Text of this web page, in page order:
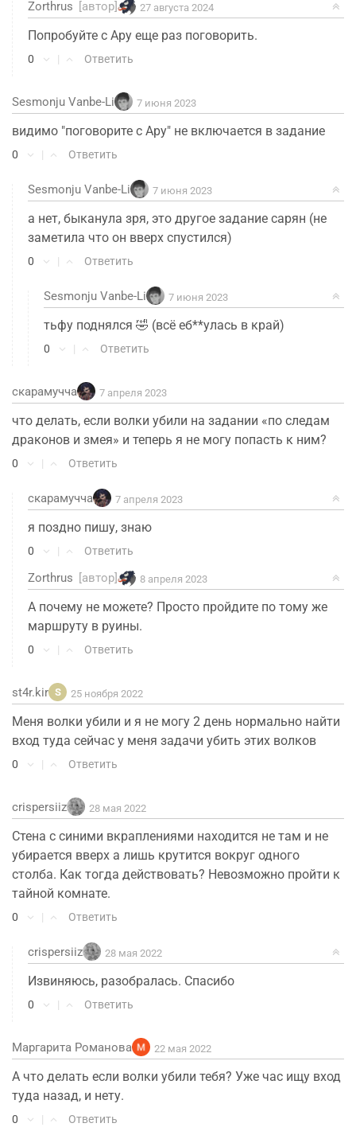
Zorthrus [автор] 27 августа 2024
Попробуйте с Ару еще раз поговорить.
0 | Ответить
Sesmonju Vanbe-Li 7 июня 2023
видимо "поговорите с Ару" не включается в задание
0 | Ответить
Sesmonju Vanbe-Li 7 июня 2023
а нет, быканула зря, это другое задание сарян (не
заметила что он вверх спустился)
0 | Ответить
Sesmonju Vanbe-Li 7 июня 2023
тьфу поднялся 🤣 (всё еб**улась в край)
0 | Ответить
скарамучча 7 апреля 2023
что делать, если волки убили на задании «по следам
драконов и змея» и теперь я не могу попасть к ним?
0 | Ответить
скарамучча 7 апреля 2023
я поздно пишу, знаю
0 | Ответить
Zorthrus [автор] 8 апреля 2023
А почему не можете? Просто пройдите по тому же
маршруту в руины.
0 | Ответить
st4r.kir S 25 ноября 2022
Меня волки убили и я не могу 2 день нормально найти
вход туда сейчас у меня задачи убить этих волков
0 | Ответить
crispersiiz 28 мая 2022
Стена с синими вкраплениями находится не там и не
убирается вверх а лишь крутится вокруг одного
столба. Как тогда действовать? Невозможно пройти к
тайной комнате.
0 | Ответить
crispersiiz 28 мая 2022
Извиняюсь, разобралась. Спасибо
0 | Ответить
Маргарита Романова 22 мая 2022
А что делать если волки убили тебя? Уже час ищу вход
туда назад, и нету.
0 | Ответить